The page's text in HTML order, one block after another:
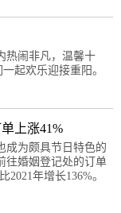
热闹非凡，温馨十
起欢乐迎接重阳。
上涨41%
成为颇具节日特色的
往婚姻登记处的订单
年增长136%。